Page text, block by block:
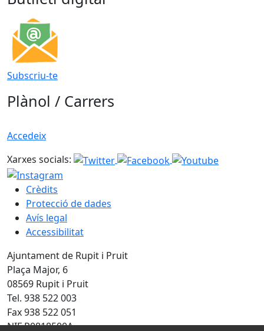
Subscriu-te
Plànol / Carrers
Accedeix
Xarxes socials:
Crèdits
Protecció de dades
Avís legal
Accessibilitat
Ajuntament de Rupit i Pruit
Plaça Major, 6
08569 Rupit i Pruit
Tel. 938 522 003
Fax 938 522 051
NIF P0818500A